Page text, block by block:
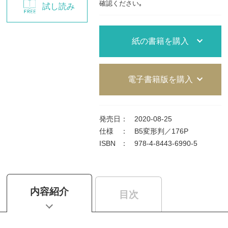
試し読み
確認ください｡
紙の書籍を購入
電子書籍版を購入
発売日 ：
2020-08-25
仕様
：
B5変形判／176P
ISBN
： 978-4-8443-6990-5
内容紹介 目次